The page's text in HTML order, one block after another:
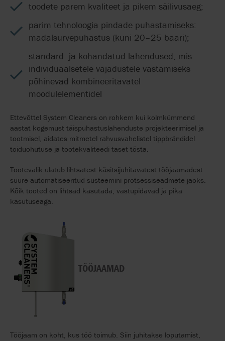
toodete parem kvaliteet ja pikem säilivusaeg;
parim tehnoloogia pindade puhastamiseks:
madalsurvepuhastus (kuni 20–25 baari);
standard- ja kohandatud lahendused, mis
individuaalsetele vajadustele vastamiseks
põhinevad kombineeritavatel
moodulelementidel
Ettevõttel System Cleaners on rohkem kui kolmkümmend
aastat kogemust täispuhastuslahenduste projekteerimisel ja
tootmisel, aidates mitmetel rahvusvahelistel tippbrändidel
toiduohutuse ja tootekvaliteedi taset tõsta.
Tootevalik ulatub lihtsatest käsitsijuhitavatest tööjaamadest
suure automatiseeritud süsteemini protsessiseadmete jaoks.
Kõik tooted on lihtsad kasutada, vastupidavad ja pika
kasutuseaga.
TÖÖJAAMAD
Tööjaam on koht, kus töö toimub. Siin juhitakse loputamist,